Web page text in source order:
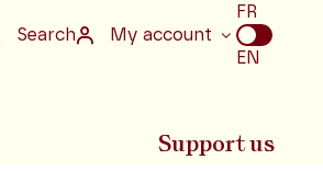
Search My account
Choix
de
la
FR
EN
Support us